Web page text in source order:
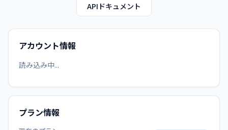
APIドキュメント
アカウント情報
読み込み中...
プラン情報